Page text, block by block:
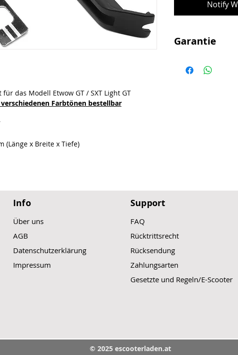
das Modell Etwow GT / SXT Light GT
Farbtönen bestellbar
(Länge x Breite x Tiefe)
Notify
Garantie
kann keine
Info
Über uns
AGB
Datenschutzerklärung
Impressum
Support
FAQ
Rücktrittsrecht
Rücksendung
Zahlungsarten
Gesetzte und Regeln/E-Scooter
© 2025 escooterladen.at